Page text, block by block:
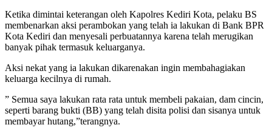
Ketika dimintai keterangan oleh Kapolres Kediri Kota, pelaku BS
membenarkan aksi perambokan yang telah ia lakukan di Bank BPR
Kota Kediri dan menyesali perbuatannya karena telah merugikan
banyak pihak termasuk keluarganya.
Aksi nekat yang ia lakukan dikarenakan ingin membahagiakan
keluarga kecilnya di rumah.
” Semua saya lakukan rata rata untuk membeli pakaian, dam cincin,
seperti barang bukti (BB) yang telah disita polisi dan sisanya untuk
membayar hutang,”terangnya.